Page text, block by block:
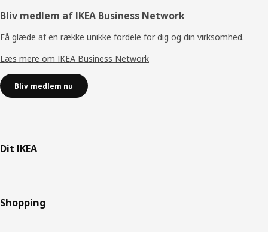
Bliv medlem af IKEA Business Network
Få glæde af en række unikke fordele for dig og din virksomhed.
Læs mere om IKEA Business Network
Bliv medlem nu
Dit IKEA
Shopping